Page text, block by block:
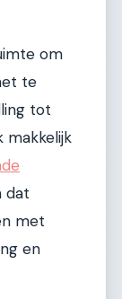
om
te
tot
makkelijk
dat
met
en